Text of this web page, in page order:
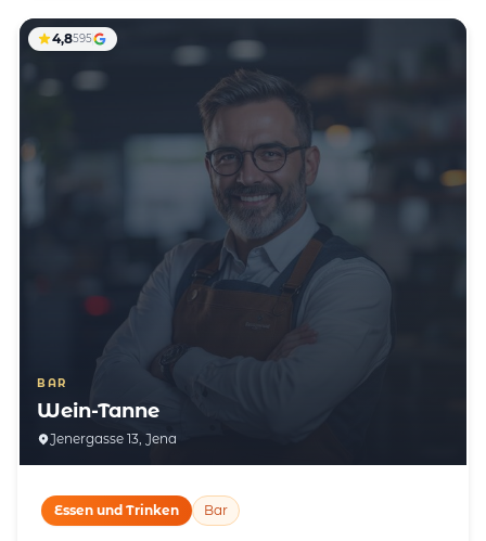
BAR
Wein-Tanne
Jenergasse 13, Jena
4,8595
Essen und Trinken Bar